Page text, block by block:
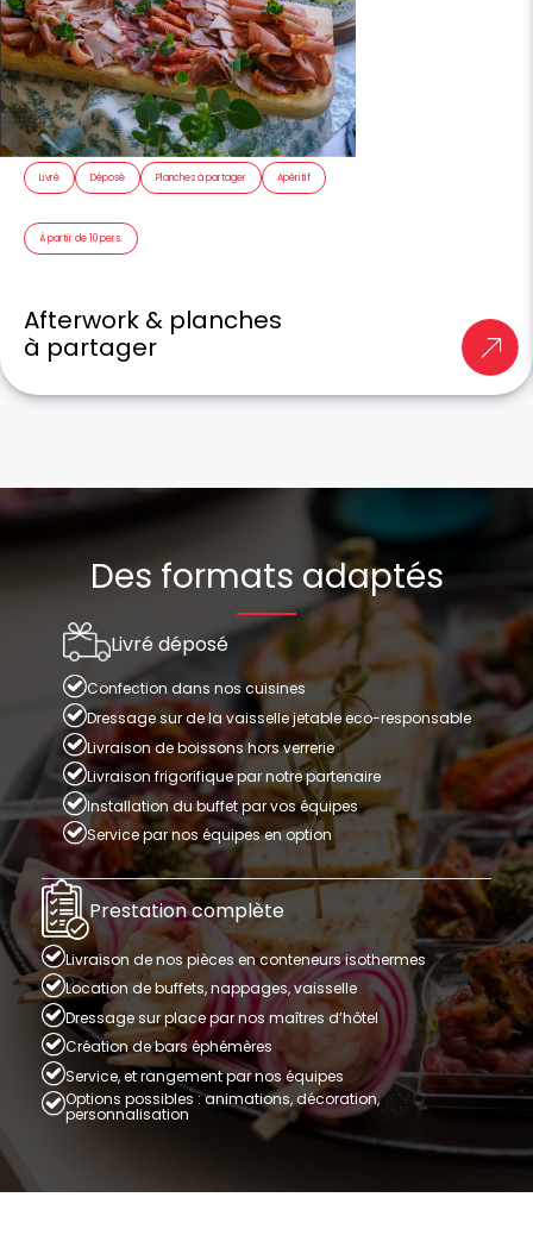
Livré Déposé Planches à partager Apéritif
À partir de 10 pers.
Afterwork & planches
à partager
Des formats adaptés
Livré déposé
Confection dans nos cuisines
Dressage sur de la vaisselle jetable eco-responsable
Livraison de boissons hors verrerie
Livraison frigorifique par notre partenaire
Installation du buffet par vos équipes
Service par nos équipes en option
Prestation complète
Livraison de nos pièces en conteneurs isothermes
Location de buffets, nappages, vaisselle
Dressage sur place par nos maîtres d’hôtel
Création de bars éphémères
Service, et rangement par nos équipes
Options possibles : animations, décoration,
personnalisation